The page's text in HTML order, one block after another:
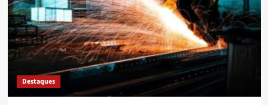
Destaques